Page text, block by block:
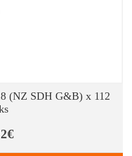
(NZ SDH G&B) x 112